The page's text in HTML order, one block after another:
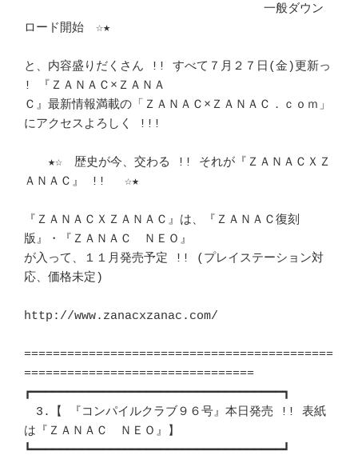
一般ダウン
ロード開始　☆★
と、内容盛りだくさん !! すべて７月２７日(金)更新っ
! 『ＺＡＮＡＣ×ＺＡＮＡ
Ｃ』最新情報満載の「ＺＡＮＡＣ×ＺＡＮＡＣ．ｃｏｍ」
にアクセスよろしく !!!
★☆　歴史が今、交わる !! それが『ＺＡＮＡＣＸＺ
ＡＮＡＣ』 !! 　☆★
『ＺＡＮＡＣＸＺＡＮＡＣ』は、『ＺＡＮＡＣ復刻
版』・『ＺＡＮＡＣ　ＮＥＯ』
が入って、１１月発売予定 !! (プレイステーション対
応、価格未定)
http://www.zanacxzanac.com/
===========================================
================================
┏━━━━━━━━━━━━━━━━━━━━━━━━━━━━━━━━━━━┓
3.【 『コンパイルクラブ９６号』本日発売 !! 表紙
は『ＺＡＮＡＣ　ＮＥＯ』】
┗━━━━━━━━━━━━━━━━━━━━━━━━━━━━━━━━━━━┛